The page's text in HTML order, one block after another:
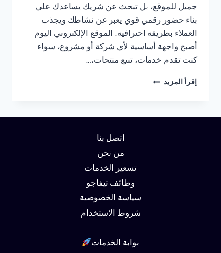
جميل للموقع، بل تبحث عن شريك يساعدك على
بناء حضور رقمي قوي يعبر عن نشاطك ويجذب
العملاء بطريقة احترافية. الموقع الإلكتروني اليوم
أصبح واجهة أساسية لأي شركة أو مشروع، سواء
كنت تقدم خدمات، تبيع منتجات،…
إقرأ المزيد شركة
اتصل بنا
من نحن
تسعير الخدمات
وظائف تيفاجو
سياسة الخصوصية
شروط الاستخدام
بوابة الخدمات